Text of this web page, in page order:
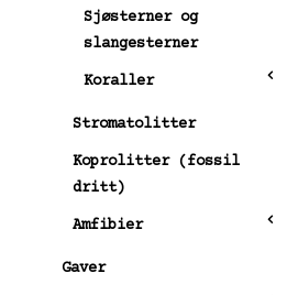
Sjøsterner og
slangesterner
Koraller
Stromatolitter
Koprolitter (fossil
dritt)
Amfibier
Gaver